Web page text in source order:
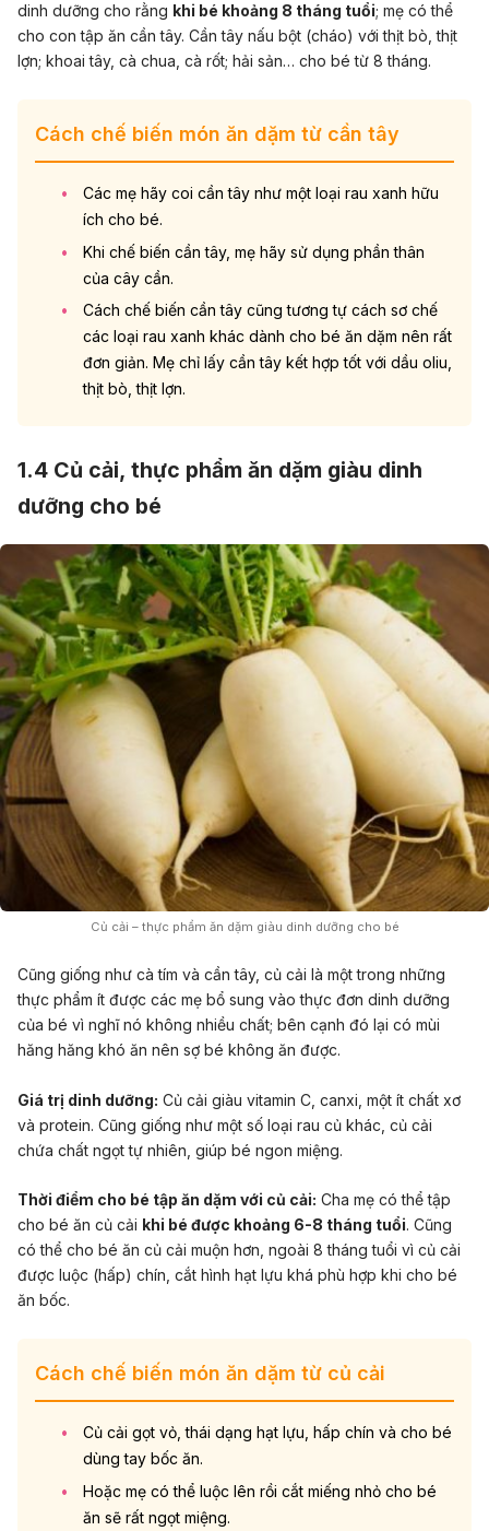
dinh dưỡng cho rằng khi bé khoảng 8 tháng tuổi; mẹ có thể
cho con tập ăn cần tây. Cần tây nấu bột (cháo) với thịt bò, thịt
lợn; khoai tây, cà chua, cà rốt; hải sản… cho bé từ 8 tháng.
Cách chế biến món ăn dặm từ cần tây
Các mẹ hãy coi cần tây như một loại rau xanh hữu
ích cho bé.
Khi chế biến cần tây, mẹ hãy sử dụng phần thân
của cây cần.
Cách chế biến cần tây cũng tương tự cách sơ chế
các loại rau xanh khác dành cho bé ăn dặm nên rất
đơn giản. Mẹ chỉ lấy cần tây kết hợp tốt với dầu oliu,
thịt bò, thịt lợn.
1.4 Củ cải, thực phẩm ăn dặm giàu dinh
dưỡng cho bé
Củ cải – thực phẩm ăn dặm giàu dinh dưỡng cho bé
Cũng giống như cà tím và cần tây, củ cải là một trong những
thực phẩm ít được các mẹ bổ sung vào thực đơn dinh dưỡng
của bé vì nghĩ nó không nhiều chất; bên cạnh đó lại có mùi
hăng hăng khó ăn nên sợ bé không ăn được.
Giá trị dinh dưỡng: Củ cải giàu vitamin C, canxi, một ít chất xơ
và protein. Cũng giống như một số loại rau củ khác, củ cải
chứa chất ngọt tự nhiên, giúp bé ngon miệng.
Thời điểm cho bé tập ăn dặm với củ cải: Cha mẹ có thể tập
cho bé ăn củ cải khi bé được khoảng 6-8 tháng tuổi. Cũng
có thể cho bé ăn củ cải muộn hơn, ngoài 8 tháng tuổi vì củ cải
được luộc (hấp) chín, cắt hình hạt lựu khá phù hợp khi cho bé
ăn bốc.
Cách chế biến món ăn dặm từ củ cải
Củ cải gọt vỏ, thái dạng hạt lựu, hấp chín và cho bé
dùng tay bốc ăn.
Hoặc mẹ có thể luộc lên rồi cắt miếng nhỏ cho bé
ăn sẽ rất ngọt miệng.